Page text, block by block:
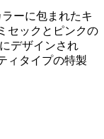
ーに包まれたキ
セックとピンクの
デザインされ
ィタイプの特製